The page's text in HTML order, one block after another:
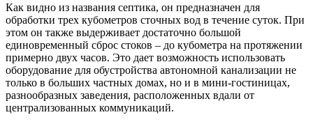
Как видно из названия септика, он предназначен для
обработки трех кубометров сточных вод в течение суток. При
этом он также выдерживает достаточно большой
единовременный сброс стоков – до кубометра на протяжении
примерно двух часов. Это дает возможность использовать
оборудование для обустройства автономной канализации не
только в больших частных домах, но и в мини-гостиницах,
разнообразных заведения, расположенных вдали от
централизованных коммуникаций.